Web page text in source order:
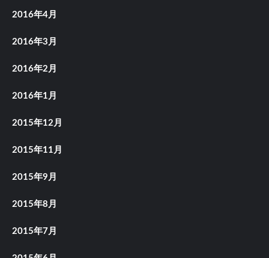
2016年4月
2016年3月
2016年2月
2016年1月
2015年12月
2015年11月
2015年9月
2015年8月
2015年7月